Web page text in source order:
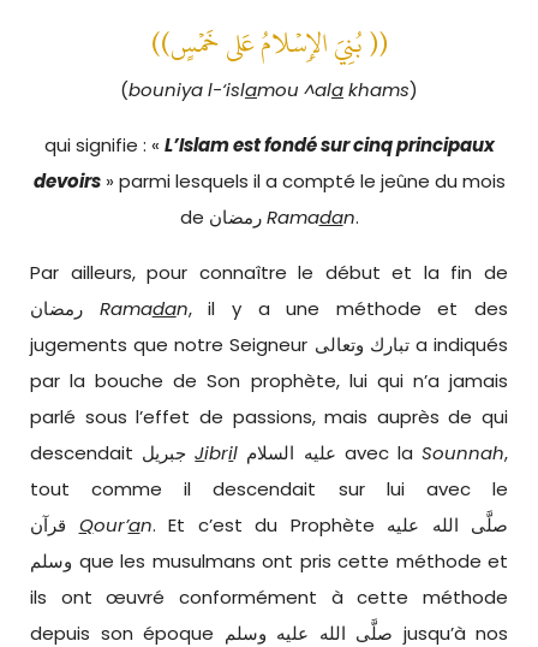
((بُنِيَ الإِسْلامُ عَلى خَمْسٍ ))
(bouniya l-‘islamou ^alakhams)
qui signifie : « L’Islam est fondé sur cinq principaux
devoirs» parmi lesquels il a compté le jeûne du mois
de رمضان Ramadan.
Par ailleurs, pour connaître le début et la fin de
رمضان
Ramadan, il y a une méthode et des
jugements que notre Seigneur تبارك وتعالى a indiqués
par la bouche de Son prophète, lui qui n’a jamais
parlé sous l’effet de passions, mais auprès de qui
descendait جبريلJibril عليه السلام avec laSounnah,
tout comme il descendait sur lui avec le
قرآن Qour’an. Et c’est du Prophète صلَّى الله عليه
وسلم que les musulmans ont pris cette méthode et
ils ont œuvré conformément à cette méthode
depuis son époque صلَّى الله عليه وسلم jusqu’à nos